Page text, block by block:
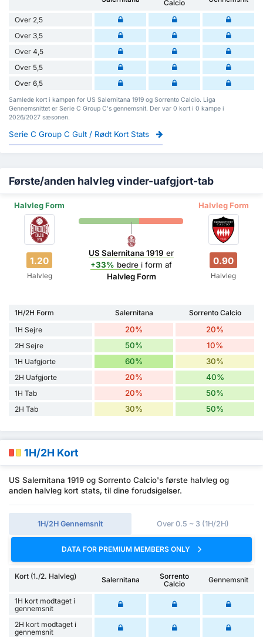
Calcio
Over 2,5
Over 3,5
Over 4,5
Over 5,5
Over 6,5
Samlede kort i kampen for US Salernitana 1919 og Sorrento Calcio. Liga
Gennemsnittet er Serie C Group C's gennemsnit. Der var 0 kort i 0 kampe i
2026/2027 sæsonen.
Serie C Group C Gult / Rødt Kort Stats
Første/anden halvleg vinder-uafgjort-tab
Halvleg Form Halvleg Form
1.20
Halvleg
US Salernitana 1919 er
+33% bedre i form af
Halvleg Form
0.90
Halvleg
1H/2H Form Salernitana
Sorrento Calcio
1H Sejre
20% 20%
2H Sejre 50% 10%
1H Uafgjorte 60% 30%
2H Uafgjorte 20% 40%
1H Tab 20% 50%
2H Tab 30% 50%
1H/2H Kort
US Salernitana 1919 og Sorrento Calcio's første halvleg og
anden halvleg kort stats, til dine forudsigelser.
1H/2H Gennemsnit Over 0.5 ~ 3 (1H/2H)
DATA FOR PREMIUM MEMBERS ONLY
Kort (1./2. Halvleg) Salernitana
Sorrento
Calcio
Gennemsnit
1H kort modtaget i
gennemsnit
2H kort modtaget i
gennemsnit